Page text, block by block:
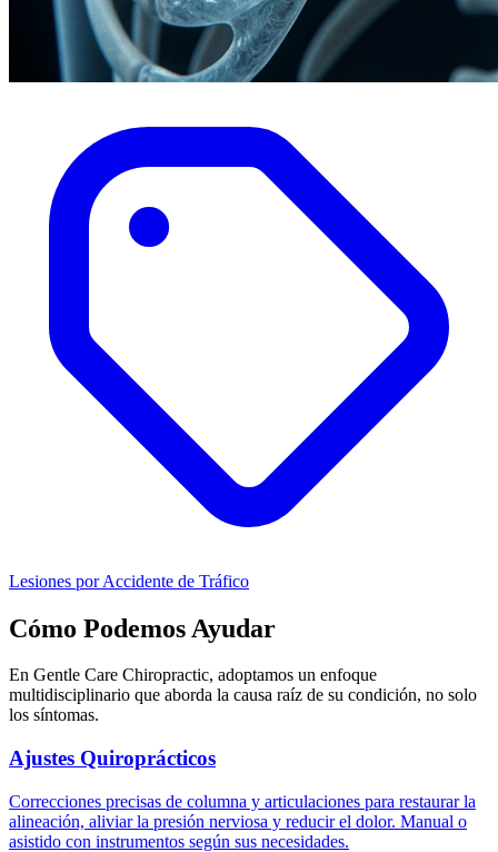
Lesiones por Accidente de Tráfico
Cómo Podemos Ayudar
En Gentle Care Chiropractic, adoptamos un enfoque
multidisciplinario que aborda la causa raíz de su condición, no solo
los síntomas.
Ajustes Quiroprácticos
Correcciones precisas de columna y articulaciones para restaurar la
alineación, aliviar la presión nerviosa y reducir el dolor. Manual o
asistido con instrumentos según sus necesidades.